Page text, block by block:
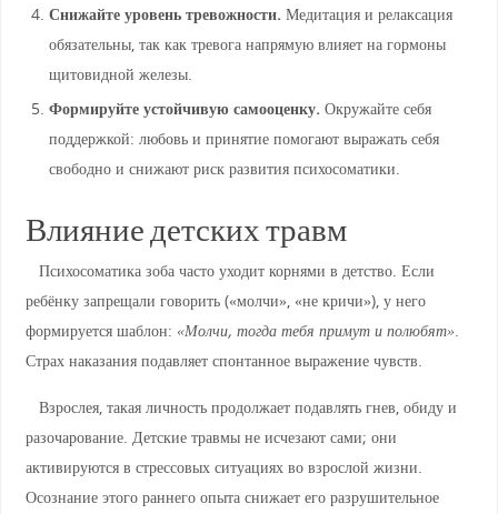
Снижайте уровень тревожности. Медитация и релаксация
обязательны, так как тревога напрямую влияет на гормоны
щитовидной железы.
Формируйте устойчивую самооценку. Окружайте себя
поддержкой: любовь и принятие помогают выражать себя
свободно и снижают риск развития психосоматики.
Влияние детских травм
Психосоматика зоба часто уходит корнями в детство. Если
ребёнку запрещали говорить («молчи», «не кричи»), у него
формируется шаблон: «Молчи, тогда тебя примут и полюбят».
Страх наказания подавляет спонтанное выражение чувств.
Взрослея, такая личность продолжает подавлять гнев, обиду и
разочарование. Детские травмы не исчезают сами; они
активируются в стрессовых ситуациях во взрослой жизни.
Осознание этого раннего опыта снижает его разрушительное